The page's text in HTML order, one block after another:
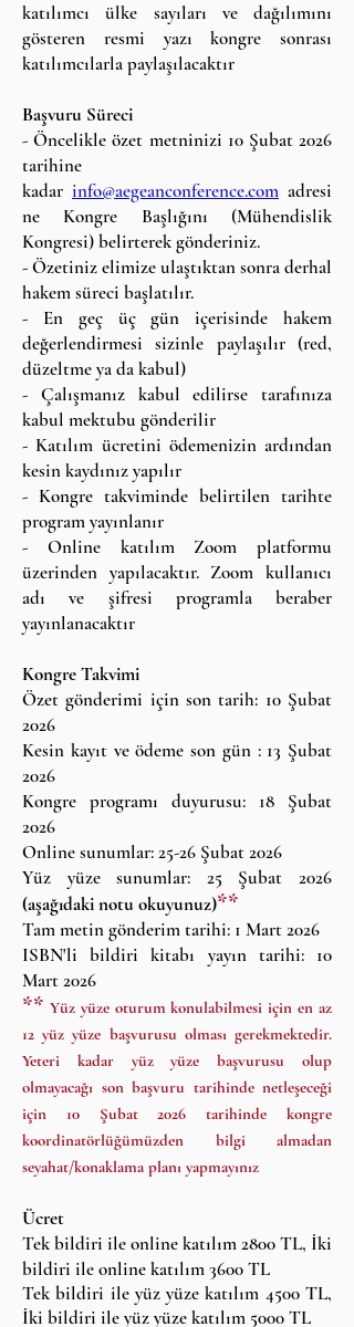
katılımcı ülke sayıları ve dağılımını
gösteren resmi yazı kongre sonrası
katılımcılarla paylaşılacaktır
Başvuru Süreci
- Öncelikle özet metninizi 10 Şubat 2026
tarihine
kadar info@aegeanconference.com adresi
ne Kongre Başlığını (Mühendislik
Kongresi) belirterekgönderiniz.
- Özetiniz elimize ulaştıktan sonra derhal
hakem süreci başlatılır.
- En geç üç gün içerisinde hakem
değerlendirmesi sizinle paylaşılır (red,
düzeltme ya da kabul)
- Çalışmanız kabul edilirse tarafınıza
kabul mektubu gönderilir
- Katılım ücretini ödemenizin ardından
kesin kaydınız yapılır
- Kongre takviminde belirtilen tarihte
program yayınlanır
- Online katılım Zoom platformu
üzerinden yapılacaktır. Zoom kullanıcı
adı ve şifresi programla beraber
yayınlanacaktır
Kongre Takvimi
Özet gönderimi için son tarih: 10 Şubat
2026
Kesin kayıt ve ödeme son gün : 13 Şubat
2026
Kongre programı duyurusu: 18 Şubat
2026
Online sunumlar: 25-26 Şubat 2026
Yüz yüze sunumlar: 25 Şubat 2026
(aşağıdaki notu okuyunuz)**
Tam metin gönderim tarihi: 1 Mart 2026
ISBN'li bildiri kitabı yayın tarihi: 10
Mart 2026
** Yüz yüze oturum konulabilmesi için en az
12 yüz yüze başvurusu olması gerekmektedir.
Yeteri kadar yüz yüze başvurusu olup
olmayacağı son başvuru tarihinde netleşeceği
için 10 Şubat 2026 tarihinde kongre
koordinatörlüğümüzden bilgi almadan
seyahat/konaklama planı yapmayınız
Ücret
Tek bildiri ile online katılım 2800 TL, İki
bildiri ile online katılım 3600 TL
Tek bildiri ile yüz yüze katılım 4500 TL,
İki bildiri ile yüz yüze katılım 5000 TL